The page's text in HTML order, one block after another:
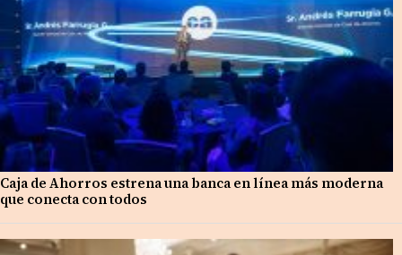
Caja de Ahorros estrena una banca en línea más moderna
que conecta con todos